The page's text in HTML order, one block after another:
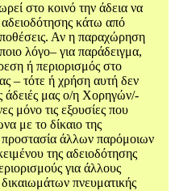
στο κοινό την άδεια να
αδειοδότησης κάτω από
Αν η παραχώρηση
λόγο– για παράδειγμα,
ή περιορισμός στο
– τότε ή χρήση αυτή δεν
άδειές μας ο/η Χορηγών/-
μόνο τις εξουσίες που
με το δίκαιο της
προστασία άλλων παρόμοιων
της αδειοδότησης
για άλλους
πνευματικής